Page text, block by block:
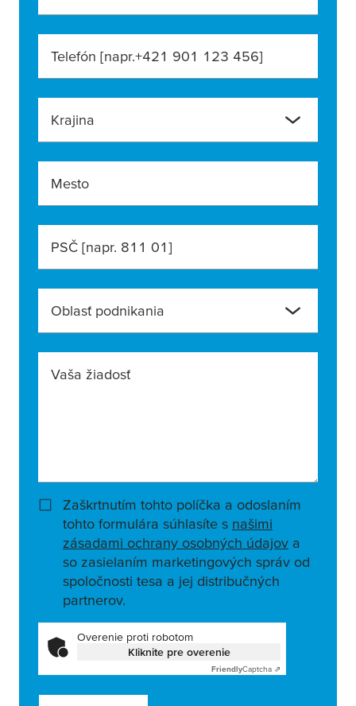
Telefón [napr.+421 901 123 456]
Krajina
Mesto
PSČ [napr. 811 01]
Oblasť podnikania
Vaša žiadosť
Zaškrtnutím tohto políčka a odoslaním
tohto formulára súhlasíte s našimi
zásadami ochrany osobných údajov a
so zasielaním marketingových správ od
spoločnosti tesa a jej distribučných
partnerov.
Overenie proti robotom
Kliknite pre overenie
FriendlyCaptcha ⇗